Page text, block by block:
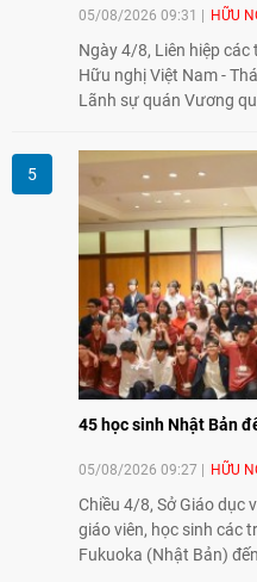
05/08/2026 09:31 HỮU
Ngày 4/8, Liên hiệp các
Hữu nghị Việt Nam -
Lãnh sự quán Vương
Việt Nam - Thái Lan
của giao lưu nhân dân,
hoạt động trao đổi về
nghệ thuật và giao lưu
Thái Lan - Việt Nam
45 học sinh Nhật Bản
05/08/2026 09:27 HỮU
Chiều 4/8, Sở Giáo dục
giáo viên, học sinh các
Fukuoka (Nhật Bản)